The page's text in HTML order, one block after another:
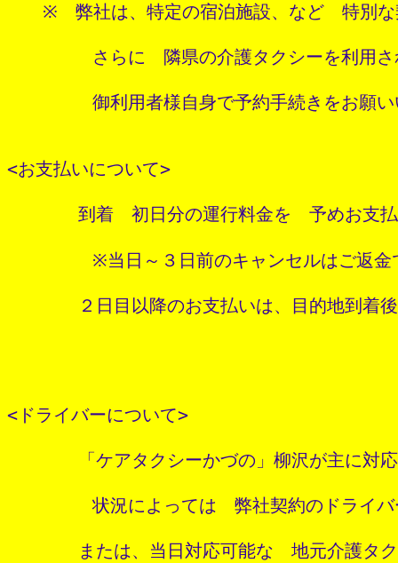
※　弊社は、特定の宿泊施設、など　特別な
さらに　隣県の介護タクシーを利用さ
御利用者様自身で予約手続きをお願い
<お支払いについて>
到着　初日分の運行料金を　予めお支払
※当日～３日前のキャンセルはご返金
２日目以降のお支払いは、目的地到着後
<ドライバーについて>
「ケアタクシーかづの」柳沢が主に対応い
状況によっては　弊社契約のドライバ
または、当日対応可能な　地元介護タク